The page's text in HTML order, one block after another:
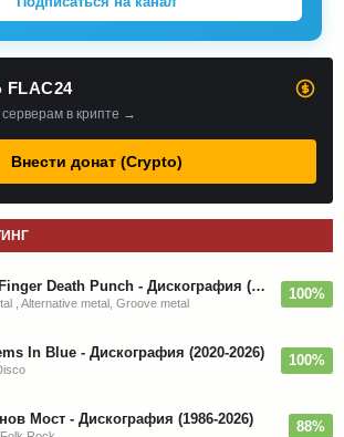
в крипте →
Внести донат (Crypto)
Five Finger Death Punch - Дискография (2008-2026)
, Alternative metal, Groove metal
100%
In Blue - Дискография (2020-2026) 100%
Мост - Дискография (1986-2026) 88%